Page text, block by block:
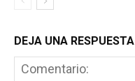
DEJA UNA RESPUESTA